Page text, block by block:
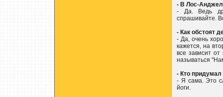
- В Лос-
- Да. Ведь
спрашивайте.
- Как обстоят
- Да, очень
кажется, на
все зависит
называться
- Кто придумал
- Я сама. Это
йоги.